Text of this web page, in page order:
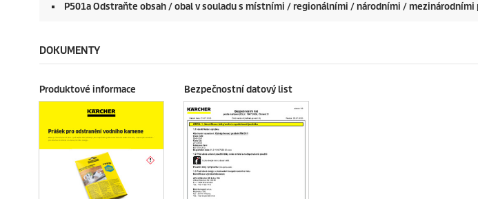
P501a Odstraňte obsah / obal v souladu s místními / regionálními / národními / mezinárodními
DOKUMENTY
Produktové informace Bezpečnostní datový list